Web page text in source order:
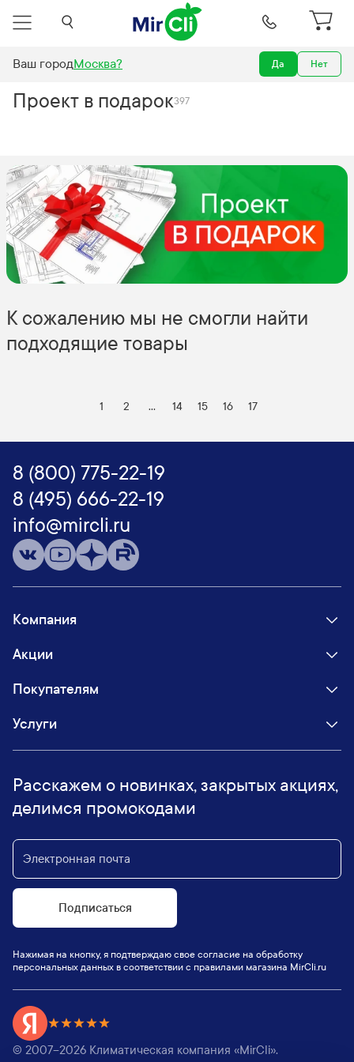
Ваш городМосква? Да Нет
АкцииПроект в подарок
Проект в подарок397
К сожалению мы не смогли найти
подходящие товары
1 2 ... 14 15 16 17
8 (800) 775-22-19
8 (495) 666-22-19
info@mircli.ru
Компания
Акции
Покупателям
Услуги
Расскажем о новинках, закрытых акциях,
делимся промокодами
Подписаться
Нажимая на кнопку, я подтверждаю свое согласие на обработку
персональных данных в соответствии с правилами магазина MirCli.ru
© 2007–2026 Климатическая компания «MirCli».